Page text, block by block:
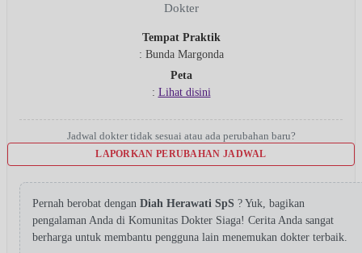
Dokter
Tempat Praktik
: Bunda Margonda
Peta
: Lihat disini
Jadwal dokter tidak sesuai atau ada perubahan baru?
LAPORKAN PERUBAHAN JADWAL
Pernah berobat dengan Diah Herawati SpS ? Yuk, bagikan
pengalaman Anda di Komunitas Dokter Siaga! Cerita Anda sangat
berharga untuk membantu pengguna lain menemukan dokter terbaik.